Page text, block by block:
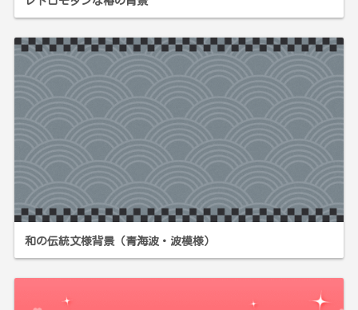
和の伝統文様背景（青海波・波模様）